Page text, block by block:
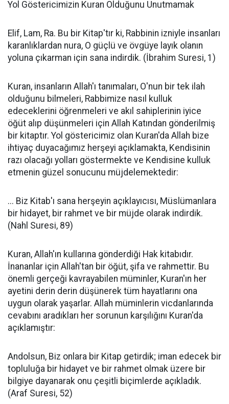
Yol Göstericimizin Kuran Olduğunu Unutmamak
Elif, Lam, Ra. Bu bir Kitap'tır ki, Rabbinin izniyle insanları
karanlıklardan nura, O güçlü ve övgüye layık olanın
yoluna çıkarman için sana indirdik. (İbrahim Suresi, 1)
Kuran, insanların Allah'ı tanımaları, O'nun bir tek ilah
olduğunu bilmeleri, Rabbimize nasıl kulluk
edeceklerini öğrenmeleri ve akıl sahiplerinin iyice
öğüt alıp düşünmeleri için Allah Katından gönderilmiş
bir kitaptır. Yol göstericimiz olan Kuran'da Allah bize
ihtiyaç duyacağımız herşeyi açıklamakta, Kendisinin
razı olacağı yolları göstermekte ve Kendisine kulluk
etmenin güzel sonucunu müjdelemektedir:
... Biz Kitab'ı sana herşeyin açıklayıcısı, Müslümanlara
bir hidayet, bir rahmet ve bir müjde olarak indirdik.
(Nahl Suresi, 89)
Kuran, Allah'ın kullarına gönderdiği Hak kitabıdır.
İnananlar için Allah'tan bir öğüt, şifa ve rahmettir. Bu
önemli gerçeği kavrayabilen müminler, Kuran'ın her
ayetini derin derin düşünerek tüm hayatlarını ona
uygun olarak yaşarlar. Allah müminlerin vicdanlarında
cevabını aradıkları her sorunun karşılığını Kuran'da
açıklamıştır:
Andolsun, Biz onlara bir Kitap getirdik; iman edecek bir
topluluğa bir hidayet ve bir rahmet olmak üzere bir
bilgiye dayanarak onu çeşitli biçimlerde açıkladık.
(Araf Suresi, 52)